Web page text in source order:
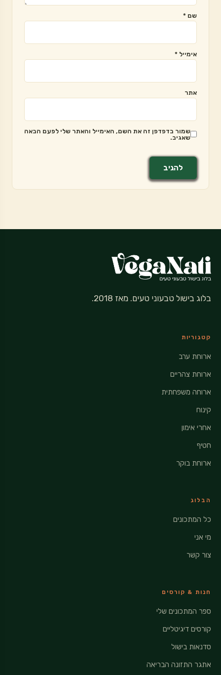
שם *
אימייל *
אתר
שמור בדפדפן זה את השם, האימייל והאתר שלי לפעם הבאה
שאגיב.
בלוג בישול טבעוני טעים. מאז 2018.
קטגוריות
ארוחת ערב
ארוחת צהריים
ארוחה משפחתית
קינוח
אחרי אימון
חטיף
ארוחת בוקר
הבלוג
כל המתכונים
מי אני
צור קשר
חנות & קורסים
ספר המתכונים שלי
קורסים דיגיטליים
סדנאות בישול
אתגר התזונה הבריאה